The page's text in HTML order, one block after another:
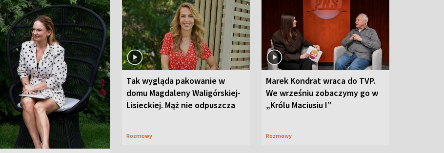
Tak wygląda pakowanie w
domu Magdaleny Waligórskiej-
Lisieckiej. Mąż nie odpuszcza
Rozmowy
Marek Kondrat wraca do TVP.
We wrześniu zobaczymy go w
„Królu Maciusiu I”
Rozmowy